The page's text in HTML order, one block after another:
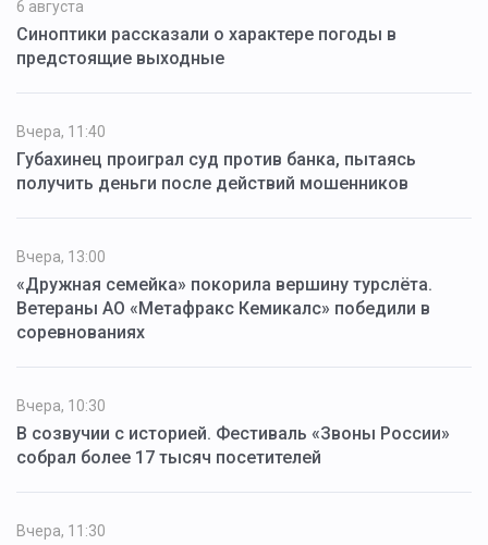
6 августа
Синоптики рассказали о характере погоды в
предстоящие выходные
Вчера, 11:40
Губахинец проиграл суд против банка, пытаясь
получить деньги после действий мошенников
Вчера, 13:00
«Дружная семейка» покорила вершину турслёта.
Ветераны АО «Метафракс Кемикалс» победили в
соревнованиях
Вчера, 10:30
В созвучии с историей. Фестиваль «Звоны России»
собрал более 17 тысяч посетителей
Вчера, 11:30